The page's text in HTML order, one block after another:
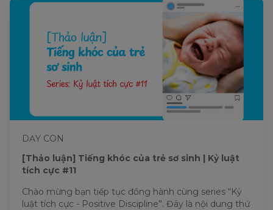
DẠY CON
[Thảo luận] Tiếng khóc của trẻ sơ sinh | Kỷ luật
tích cực #11
Chào mừng bạn tiếp tục đồng hành cùng series “Kỷ
luật tích cực - Positive Discipline”. Đây là nội dung thứ